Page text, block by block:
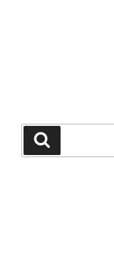
חיפוש